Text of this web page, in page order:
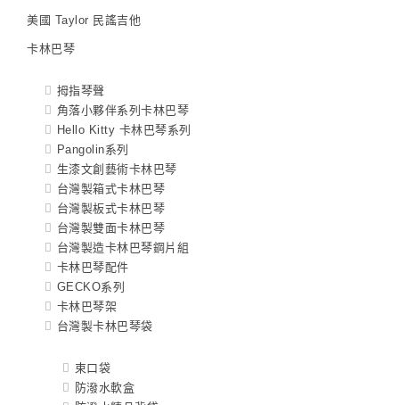
美國 Taylor 民謠吉他
卡林巴琴
拇指琴聲
角落小夥伴系列卡林巴琴
Hello Kitty 卡林巴琴系列
Pangolin系列
生漆文創藝術卡林巴琴
台灣製箱式卡林巴琴
台灣製板式卡林巴琴
台灣製雙面卡林巴琴
台灣製造卡林巴琴鋼片組
卡林巴琴配件
GECKO系列
卡林巴琴架
台灣製卡林巴琴袋
束口袋
防潑水軟盒